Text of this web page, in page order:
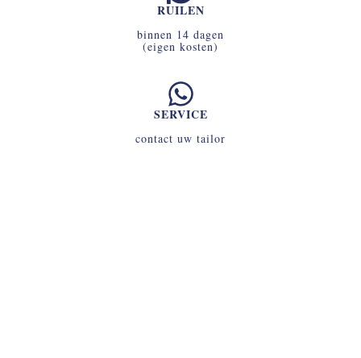
RUILEN
binnen 14 dagen
(eigen kosten)
SERVICE
contact uw tailor